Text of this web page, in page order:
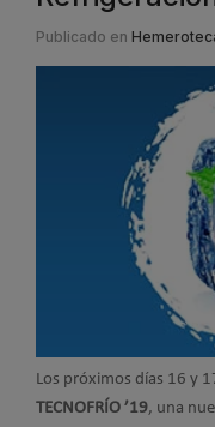
Publicado en
Los próximos días 16 y
TECNOFRÍO ’19, una